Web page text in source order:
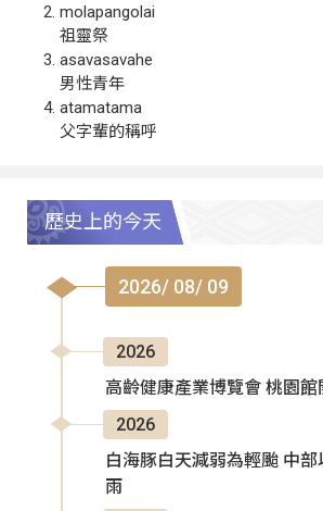
molapangolai
祖靈祭
asavasavahe
男性青年
atamatama
父字輩的稱呼
歷史上的今天
2026/ 08/ 09
2026
高齡健康產業博覽會 桃園
2026
白海豚白天減弱為輕颱 中
雨